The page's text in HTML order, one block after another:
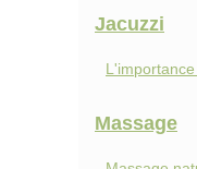
Jacuzzi
L'importance
Massage